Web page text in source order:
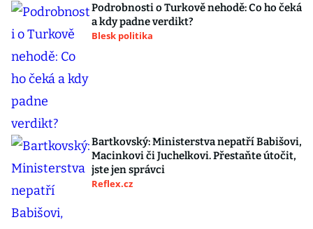
Podrobnosti o Turkově nehodě: Co ho čeká
a kdy padne verdikt?
Blesk politika
Bartkovský: Ministerstva nepatří Babišovi,
Macinkovi či Juchelkovi. Přestaňte útočit,
jste jen správci
Reflex.cz